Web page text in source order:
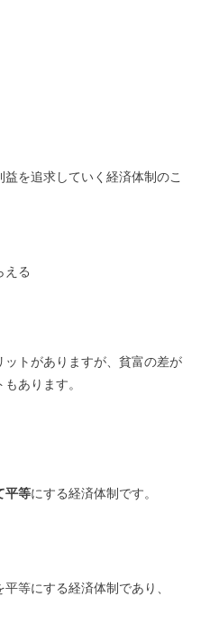
を追求していく経済体制のこ
える
トがありますが、貧富の差が
あります。
平等にする経済体制です。
平等にする経済体制であり、